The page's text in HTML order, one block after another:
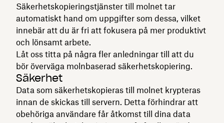
Säkerhetskopieringstjänster till molnet tar
automatiskt hand om uppgifter som dessa, vilket
innebär att du är fri att fokusera på mer produktivt
och lönsamt arbete.
Låt oss titta på några fler anledningar till att du
bör överväga molnbaserad säkerhetskopiering.
Säkerhet
Data som säkerhetskopieras till molnet krypteras
innan de skickas till servern. Detta förhindrar att
obehöriga användare får åtkomst till dina data